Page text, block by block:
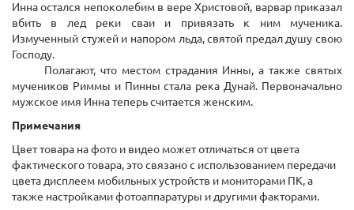
Инна остался непоколебим в вере Христовой, варвар приказал
вбить в лед реки сваи и привязать к ним мученика.
Измученный стужей и напором льда, святой предал душу свою
Господу.
Полагают, что местом страдания Инны, а также святых
мучеников Риммы и Пинны стала река Дунай. Первоначально
мужское имя Инна теперь считается женским.
Примечания
Цвет товара на фото и видео может отличаться от цвета
фактического товара, это связано с использованием передачи
цвета дисплеем мобильных устройств и мониторами ПК, а
также настройками фотоаппаратуры и другими факторами.